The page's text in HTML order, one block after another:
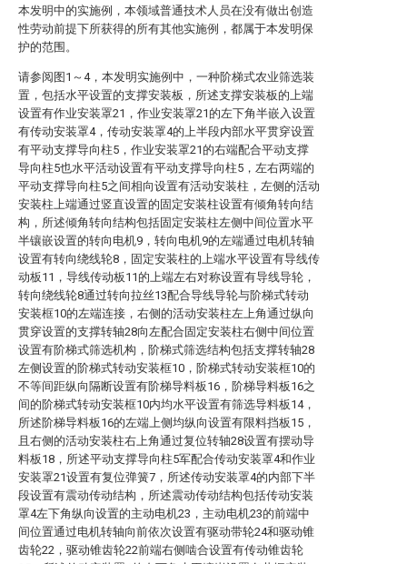
本发明中的实施例，本领域普通技术人员在没有做出创造
性劳动前提下所获得的所有其他实施例，都属于本发明保
护的范围。
请参阅图1～4，本发明实施例中，一种阶梯式农业筛选装
置，包括水平设置的支撑安装板，所述支撑安装板的上端
设置有作业安装罩21，作业安装罩21的左下角半嵌入设置
有传动安装罩4，传动安装罩4的上半段内部水平贯穿设置
有平动支撑导向柱5，作业安装罩21的右端配合平动支撑
导向柱5也水平活动设置有平动支撑导向柱5，左右两端的
平动支撑导向柱5之间相向设置有活动安装柱，左侧的活动
安装柱上端通过竖直设置的固定安装柱设置有倾角转向结
构，所述倾角转向结构包括固定安装柱左侧中间位置水平
半镶嵌设置的转向电机9，转向电机9的左端通过电机转轴
设置有转向绕线轮8，固定安装柱的上端水平设置有导线传
动板11，导线传动板11的上端左右对称设置有导线导轮，
转向绕线轮8通过转向拉丝13配合导线导轮与阶梯式转动
安装框10的左端连接，右侧的活动安装柱左上角通过纵向
贯穿设置的支撑转轴28向左配合固定安装柱右侧中间位置
设置有阶梯式筛选机构，阶梯式筛选结构包括支撑转轴28
左侧设置的阶梯式转动安装框10，阶梯式转动安装框10的
不等间距纵向隔断设置有阶梯导料板16，阶梯导料板16之
间的阶梯式转动安装框10内均水平设置有筛选导料板14，
所述阶梯导料板16的左端上侧均纵向设置有限料挡板15，
且右侧的活动安装柱右上角通过复位转轴28设置有摆动导
料板18，所述平动支撑导向柱5军配合传动安装罩4和作业
安装罩21设置有复位弹簧7，所述传动安装罩4的内部下半
段设置有震动传动结构，所述震动传动结构包括传动安装
罩4左下角纵向设置的主动电机23，主动电机23的前端中
间位置通过电机转轴向前依次设置有驱动带轮24和驱动锥
齿轮22，驱动锥齿轮22前端右侧啮合设置有传动锥齿轮